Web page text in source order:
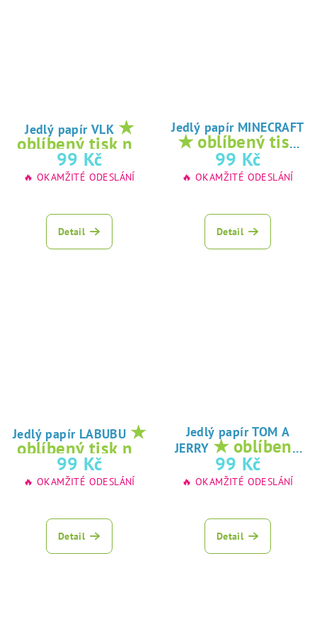
Jedlý papír VLK ★
oblíbený tisk na
jedlý papír
99 Kč
🔥 OKAMŽITÉ ODESLÁNÍ
Detail
Jedlý papír MINECRAFT
★ oblíbený tisk
na jedlý papír
99 Kč
🔥 OKAMŽITÉ ODESLÁNÍ
Detail
Jedlý papír LABUBU ★
oblíbený tisk na
jedlý papír
99 Kč
🔥 OKAMŽITÉ ODESLÁNÍ
Detail
Jedlý papír TOM A
JERRY ★ oblíbený
tisk na jedlý
papír
99 Kč
🔥 OKAMŽITÉ ODESLÁNÍ
Detail